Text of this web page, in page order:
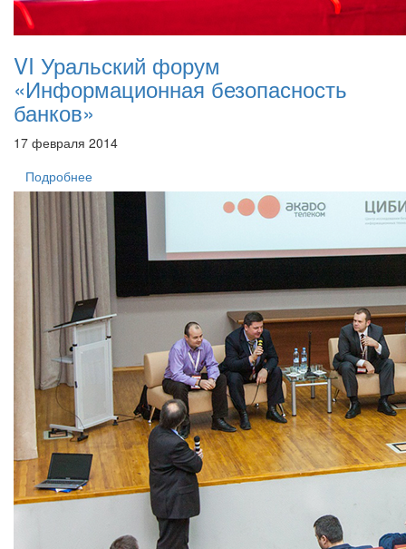
VI Уральский форум
«Информационная безопасность
банков»
17 февраля 2014
Подробнее